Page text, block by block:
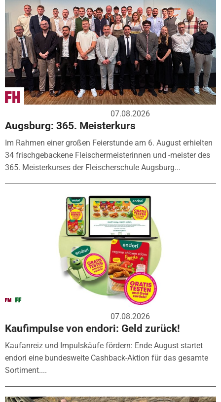
07.08.2026
Augsburg: 365. Meisterkurs
Im Rahmen einer großen Feierstunde am 6. August erhielten
34 frischgebackene Fleischermeisterinnen und -meister des
365. Meisterkurses der Fleischerschule Augsburg...
07.08.2026
Kaufimpulse von endori: Geld zurück!
Kaufanreiz und Impulskäufe fördern: Ende August startet
endori eine bundesweite Cashback-Aktion für das gesamte
Sortiment....